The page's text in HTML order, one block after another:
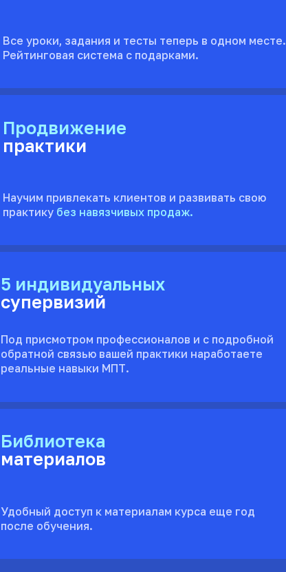
Библиотека
материалов
Удобный доступ к материалам курса еще год
после обучения.
5 индивидуальных
супервизий
Под присмотром профессионалов и с подробной
обратной связью вашей практики наработаете
реальные навыки МПТ.
Все уроки, задания и тесты теперь в одном месте.
Рейтинговая система с подарками.
Продвижение
практики
Научим привлекать клиентов и развивать свою
практику без навязчивых продаж.